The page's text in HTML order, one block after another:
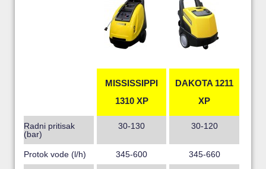
MISSISSIPPI
1310 XP
DAKOTA 1211
XP
Radni pritisak
(bar)
30-130 30-120
Protok vode (l/h) 345-600 345-660